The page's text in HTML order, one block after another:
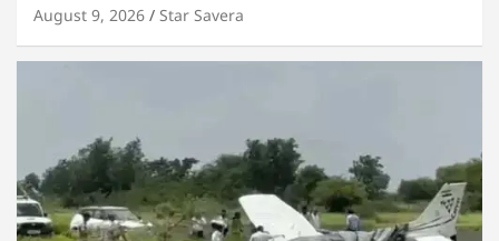
August 9, 2026 Star Savera